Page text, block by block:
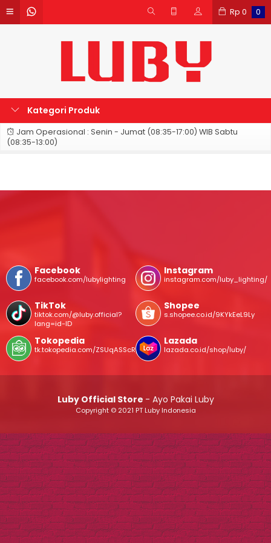
Rp 0 0
Kategori Produk
Jam Operasional : Senin - Jumat (08:35-17:00) WIB Sabtu
(08:35-13:00)
Facebook
facebook.com/lubylighting
Instagram
instagram.com/luby_lighting/
TikTok
tiktok.com/@luby.official?
lang=id-ID
Shopee
s.shopee.co.id/9KYkEeL9Ly
Tokopedia
tk.tokopedia.com/ZSUqASScR/
Lazada
lazada.co.id/shop/luby/
Luby Official Store - Ayo Pakai Luby
Copyright © 2021 PT Luby Indonesia